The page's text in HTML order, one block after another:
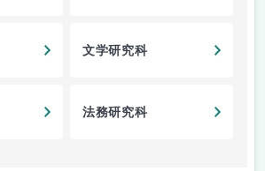
文学研究科
法務研究科